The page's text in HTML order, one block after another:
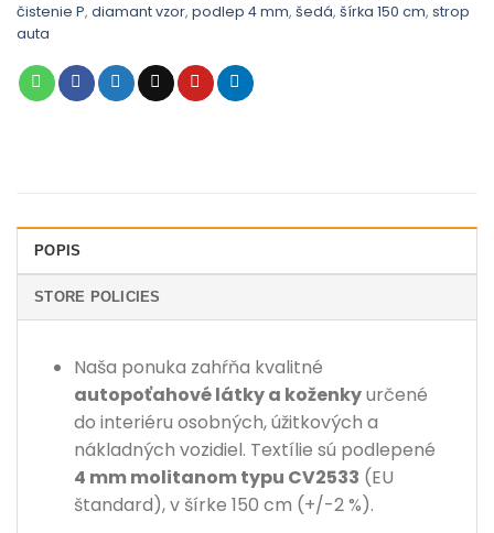
čistenie P, diamant vzor, podlep 4 mm, šedá, šírka 150 cm, strop
auta
POPIS
STORE POLICIES
Naša ponuka zahŕňa kvalitné
autopoťahové látky a koženkyurčené
do interiéru osobných, úžitkových a
nákladných vozidiel. Textílie sú podlepené
4 mm molitanom typu CV2533 (EU
štandard), v šírke 150 cm (+/-2 %).